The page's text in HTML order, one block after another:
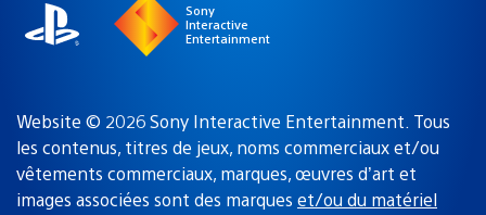
Sony
Interactive
Entertainment
Website © 2026 Sony Interactive Entertainment. Tous
les contenus, titres de jeux, noms commerciaux et/ou
vêtements commerciaux, marques, œuvres d’art et
images associées sont des marques et/ou du matériel